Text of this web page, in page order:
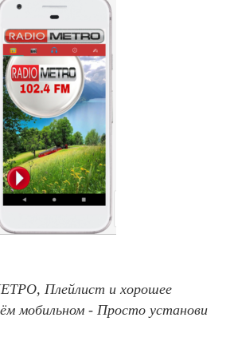
Плейлист и хорошее
мобильном - Просто установи